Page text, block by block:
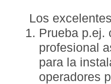
Los
Prueba p.ej.
profesional
para la
operadores